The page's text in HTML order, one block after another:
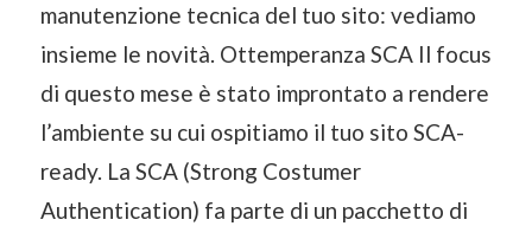
manutenzione tecnica del tuo sito: vediamo
insieme le novità. Ottemperanza SCA Il focus
di questo mese è stato improntato a rendere
l’ambiente su cui ospitiamo il tuo sito SCA-
ready. La SCA (Strong Costumer
Authentication) fa parte di un pacchetto di